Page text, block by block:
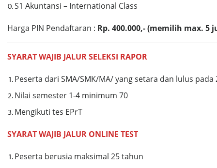
S1 Akuntansi – International Class
Harga PIN Pendaftaran : Rp. 400.000,- (memilih max. 5
SYARAT WAJIB JALUR SELEKSI RAPOR
Peserta dari SMA/SMK/MA/ yang setara dan lulus pada
Nilai semester 1-4 minimum 70
Mengikuti tes EPrT
SYARAT WAJIB JALUR ONLINE TEST
Peserta berusia maksimal 25 tahun